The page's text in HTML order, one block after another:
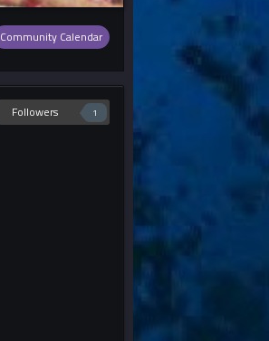
Community Calendar
Followers 1